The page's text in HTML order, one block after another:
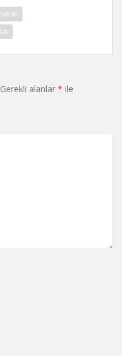
Gerekli alanlar * ile